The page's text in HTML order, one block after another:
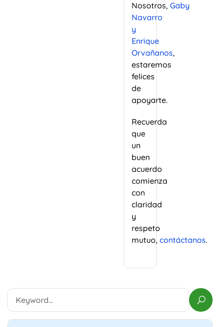
Nosotros, Gaby
Navarro
y
Enrique
Orvañanos,
estaremos
felices
de
apoyarte.
Recuerda
que
un
buen
acuerdo
comienza
con
claridad
y
respeto
mutuo, contáctanos.